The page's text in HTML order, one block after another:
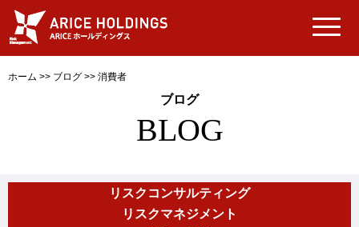
ホーム >> ブログ >> 消費者
ブログ
BLOG
リスクコンサルティング
リスクマネジメント